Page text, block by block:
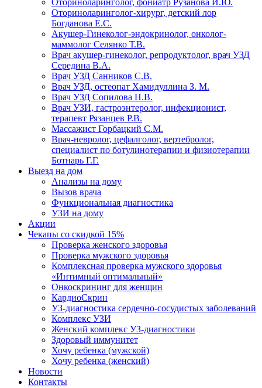
Оториноларинголог, фониатр Рузанова И.Ю.
Оториноларинголог-хирург, детский лор
Богданова Е.С.
Акушер-Гинеколог-эндокринолог, онколог-
маммолог Селянко Т.В.
Врач акушер-гинеколог, репродуктолог, врач УЗД
Середина В.А.
Врач УЗД Санников С.В.
Врач УЗД, остеопат Хамидуллина З. М.
Врач УЗД Сопилова Н.В.
Врач УЗИ, гастроэнтеролог, инфекционист,
терапевт Рязанцев Р.В.
Массажист Горбацкий С.М.
Врач-невролог, цефалголог, вертебролог,
специалист по ботулинотерапии и физиотерапии
Ботнарь Г.Г.
Выезд на дом
Анализы на дому
Вызов врача
Функциональная диагностика
УЗИ на дому
Акции
Чекапы со скидкой 15%
Проверка женского здоровья
Проверка мужского здоровья
Комплексная проверка мужского здоровья
«Интимный оптимальный»
Онкоcкрининг для женщин
КардиоСкрин
УЗ-диагностика сердечно-сосудистых заболеваний
Комплекс УЗИ
Женский комплекс УЗ-диагностики
Здоровый иммунитет
Хочу ребенка (мужской)
Хочу ребенка (женский)
Новости
Контакты